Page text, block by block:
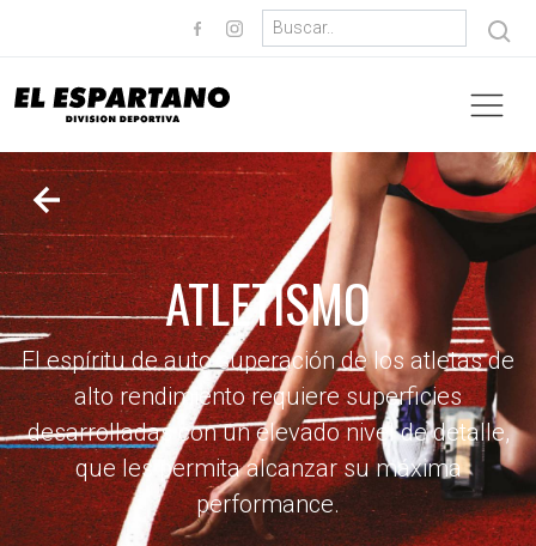
ATLETISMO
El espíritu de auto superación de los atletas de
alto rendimiento requiere superficies
desarrolladas con un elevado nivel de detalle,
que les permita alcanzar su máxima
performance.